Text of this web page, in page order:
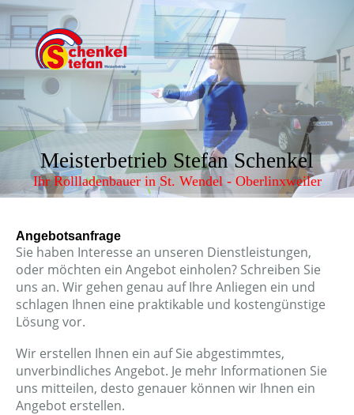
Meisterbetrieb Stefan Schenkel
Ihr Rollladenbauer in St. Wendel - Oberlinxweiler
Angebotsanfrage
Sie haben Interesse an unseren Dienstleistungen,
oder möchten ein Angebot einholen? Schreiben Sie
uns an. Wir gehen genau auf Ihre Anliegen ein und
schlagen Ihnen eine praktikable und kostengünstige
Lösung vor.
Wir erstellen Ihnen ein auf Sie abgestimmtes,
unverbindliches Angebot. Je mehr Informationen Sie
uns mitteilen, desto genauer können wir Ihnen ein
Angebot erstellen.